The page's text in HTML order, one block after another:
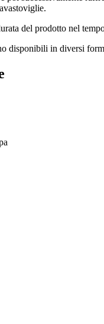
del prodotto nel
disponibili in diversi